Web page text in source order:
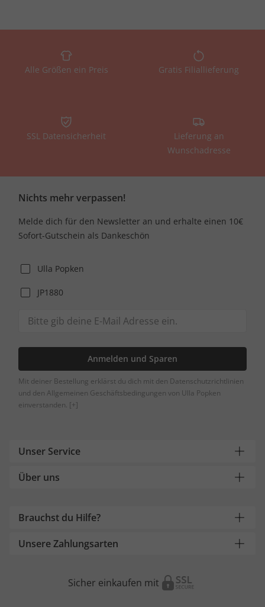
Alle Größen ein Preis Gratis Filiallieferung
SSL Datensicherheit
Lieferung an
Wunschadresse
Nichts mehr verpassen!
Melde dich für den Newsletter an und erhalte einen 10€
Sofort-Gutschein als Dankeschön
Ulla Popken
JP1880
Anmelden und Sparen
Mit deiner Bestellung erklärst du dich mit den Datenschutzrichtlinien
und den Allgemeinen Geschäftsbedingungen von Ulla Popken
einverstanden. [+]
Unser Service
Über uns
Brauchst du Hilfe?
Unsere Zahlungsarten
Sicher einkaufen mit